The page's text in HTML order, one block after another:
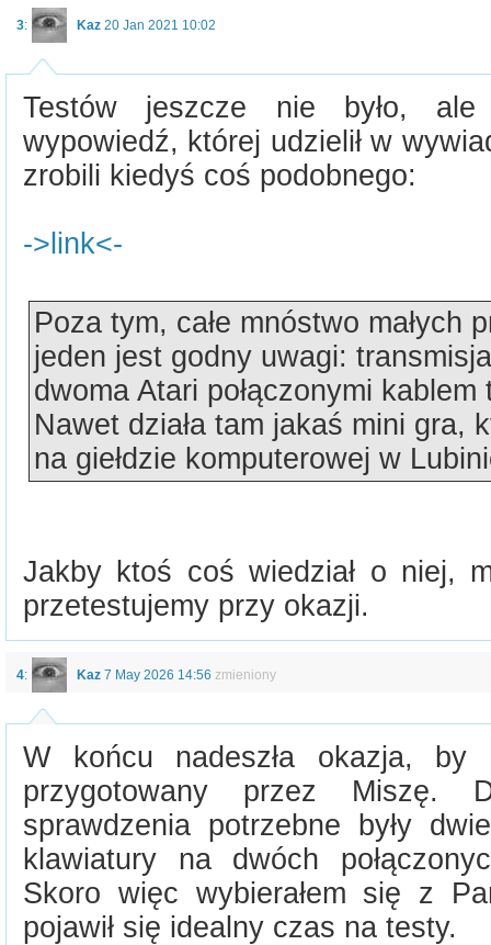
3: Kaz 20 Jan 2021 10:02
Testów jeszcze nie było, ale
wypowiedź, której udzielił w
zrobili kiedyś coś podobnego:
->link<-
Poza tym, całe mnóstwo małych
jeden jest godny uwagi:
dwoma Atari połączonymi
Nawet działa tam jakaś mini gra,
na giełdzie komputerowej w
Jakby ktoś coś wiedział o niej,
przetestujemy przy okazji.
4: Kaz 7 May 2026 14:56 zmieniony
W końcu nadeszła okazja, by
przygotowany przez Miszę.
sprawdzenia potrzebne były
klawiatury na dwóch
Skoro więc wybierałem się z
pojawił się idealny czas na testy.